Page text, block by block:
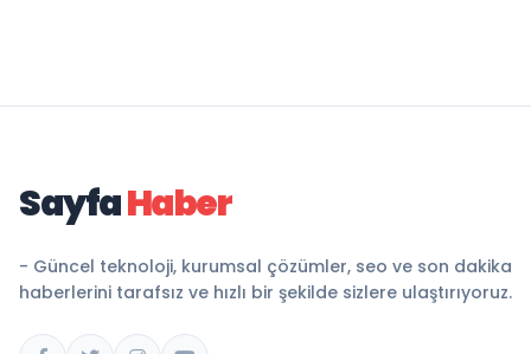
SayfaHaber
- Güncel teknoloji, kurumsal çözümler, seo ve son dakika
haberlerini tarafsız ve hızlı bir şekilde sizlere ulaştırıyoruz.